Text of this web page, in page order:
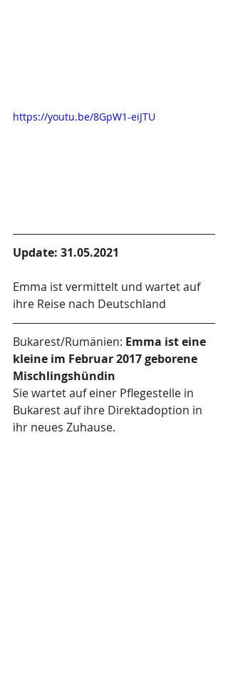
https://youtu.be/8GpW1-eiJTU
Update: 31.05.2021
Emma ist vermittelt und wartet auf
ihre Reise nach Deutschland
Bukarest/Rumänien: Emma ist eine
kleine im Februar 2017 geborene
Mischlingshündin
Sie wartet auf einer Pflegestelle in
Bukarest auf ihre Direktadoption in
ihr neues Zuhause.